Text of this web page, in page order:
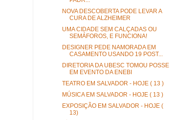
NOVA DESCOBERTA PODE LEVAR A
CURA DE ALZHEIMER
UMA CIDADE SEM CALÇADAS OU
SEMÁFOROS, E FUNCIONA!
DESIGNER PEDE NAMORADA EM
CASAMENTO USANDO 19 POST...
DIRETORIA DA UBESC TOMOU POSSE
EM EVENTO DA ENEBI
TEATRO EM SALVADOR - HOJE ( 13 )
MÚSICA EM SALVADOR - HOJE ( 13 )
EXPOSIÇÃO EM SALVADOR - HOJE (
13)